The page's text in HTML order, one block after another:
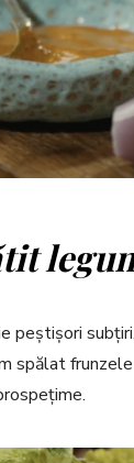
peștișori
spălat